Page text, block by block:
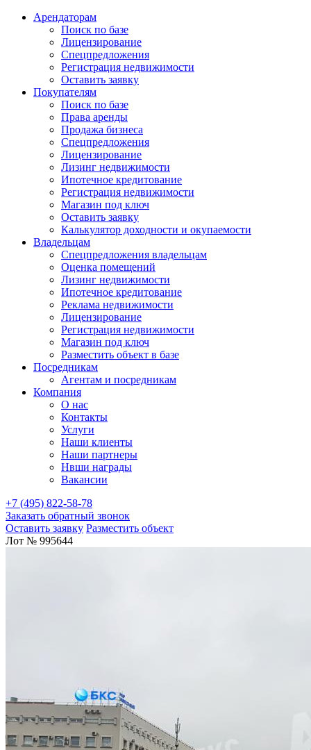
Арендаторам
Поиск по базе
Лицензирование
Спецпредложения
Регистрация недвижимости
Оставить заявку
Покупателям
Поиск по базе
Права аренды
Продажа бизнеса
Спецпредложения
Лицензирование
Лизинг недвижимости
Ипотечное кредитование
Регистрация недвижимости
Магазин под ключ
Оставить заявку
Калькулятор доходности и окупаемости
Владельцам
Спецпредложения владельцам
Оценка помещений
Лизинг недвижимости
Ипотечное кредитование
Реклама недвижимости
Лицензирование
Регистрация недвижимости
Магазин под ключ
Разместить объект в базе
Посредникам
Агентам и посредникам
Компания
О нас
Контакты
Услуги
Наши клиенты
Наши партнеры
Нвши награды
Вакансии
+7 (495) 822-58-78
Заказать обратный звонок
Оставить заявку Разместить объект
Лот № 995644